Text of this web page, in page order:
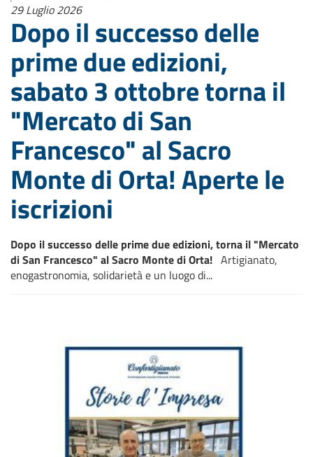
29 Luglio 2026
Dopo il successo delle
prime due edizioni,
sabato 3 ottobre torna il
"Mercato di San
Francesco" al Sacro
Monte di Orta! Aperte le
iscrizioni
Dopo il successo delle prime due edizioni, torna il "Mercato
di San Francesco" al Sacro Monte di Orta! Artigianato,
enogastronomia, solidarietà e un luogo di...